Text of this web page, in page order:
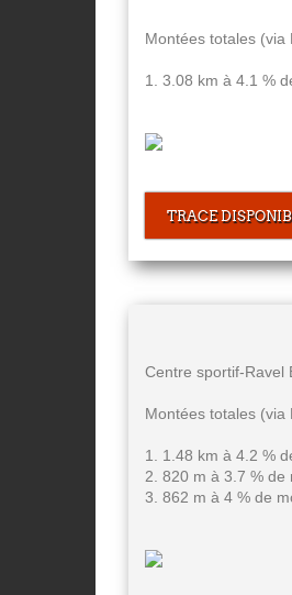
Montées totales (via
1. 3.08 km à 4.1 %
TRACE
Centre sportif-Ravel
Montées totales (via
1. 1.48 km à 4.2 %
2. 820 m à 3.7 %
3. 862 m à 4 % de